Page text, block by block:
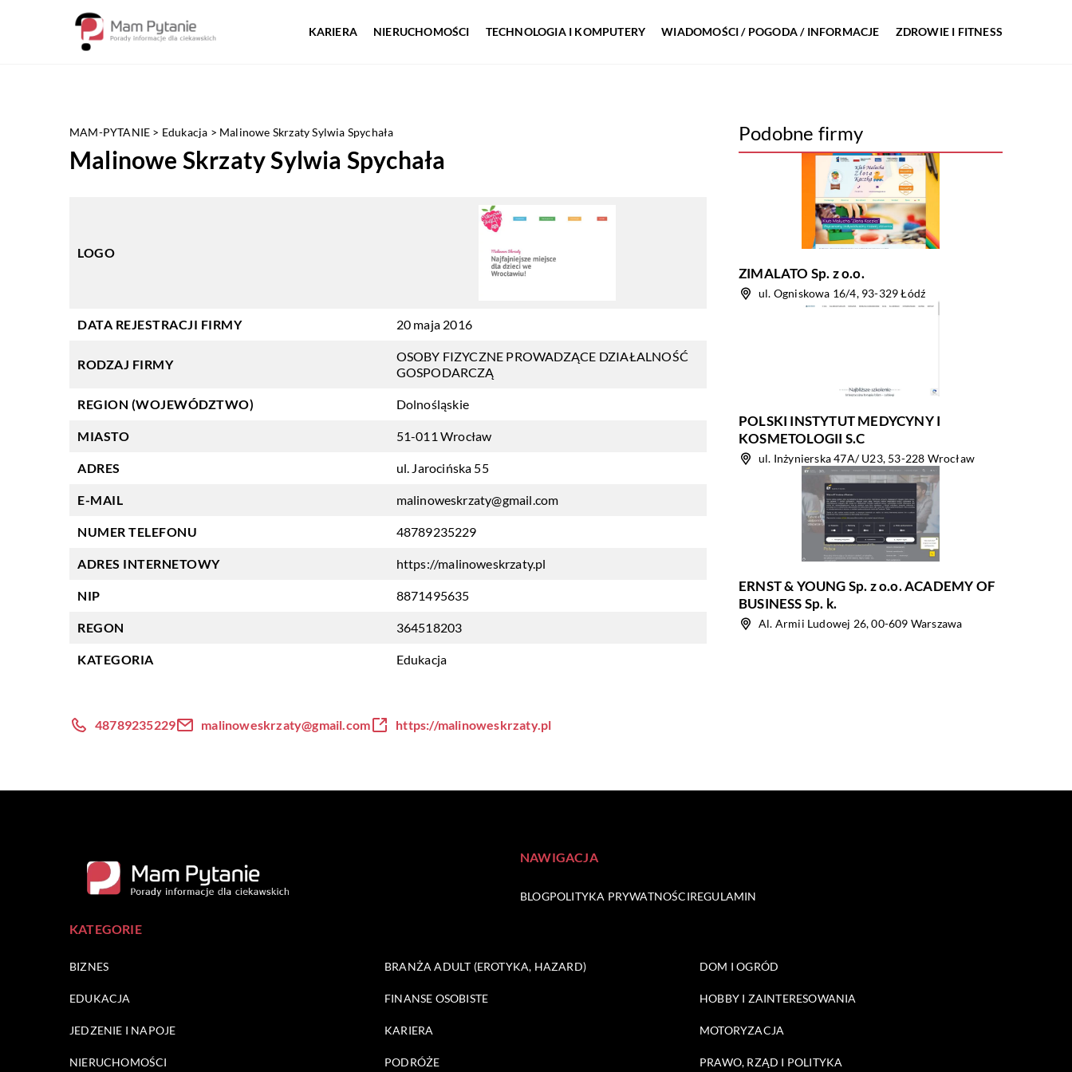
KARIERA NIERUCHOMOŚCI TECHNOLOGIA I KOMPUTERY WIADOMOŚCI / POGODA / INFORMACJE ZDROWIE I FITNESS
MAM-PYTANIE > Edukacja > Malinowe Skrzaty Sylwia Spychała
Malinowe Skrzaty Sylwia Spychała
LOGO
DATA REJESTRACJI FIRMY 20 maja 2016
RODZAJ FIRMY
OSOBY FIZYCZNE PROWADZĄCE DZIAŁALNOŚĆ
GOSPODARCZĄ
REGION (WOJEWÓDZTWO) Dolnośląskie
MIASTO 51-011 Wrocław
ADRES ul. Jarocińska 55
E-MAIL malinoweskrzaty@gmail.com
NUMER TELEFONU 48789235229
ADRES INTERNETOWY https://malinoweskrzaty.pl
NIP 8871495635
REGON 364518203
KATEGORIA Edukacja
Podobne firmy
ZIMALATO Sp. z o.o.
ul. Ogniskowa 16/4, 93-329 Łódź
POLSKI INSTYTUT MEDYCYNY I
KOSMETOLOGII S.C
ul. Inżynierska 47A/ U23, 53-228 Wrocław
ERNST & YOUNG Sp. z o.o. ACADEMY OF
BUSINESS Sp. k.
Al. Armii Ludowej 26, 00-609 Warszawa
48789235229 malinoweskrzaty@gmail.com https://malinoweskrzaty.pl
NAWIGACJA
BLOGPOLITYKA PRYWATNOŚCIREGULAMIN
KATEGORIE
BIZNES BRANŻA ADULT (EROTYKA, HAZARD) DOM I OGRÓD
EDUKACJA FINANSE OSOBISTE HOBBY I ZAINTERESOWANIA
JEDZENIE I NAPOJE KARIERA MOTORYZACJA
NIERUCHOMOŚCI PODRÓŻE PRAWO, RZĄD I POLITYKA